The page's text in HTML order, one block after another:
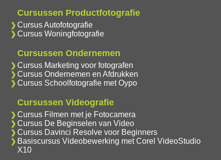
Cursussen Productfotografie
Cursus Autofotografie
Cursus Woningfotografie
Cursussen Ondernemen
Cursus Marketing voor fotografen
Cursus Ondernemen en Afdrukken
Cursus Schoolfotografie met Oypo
Cursussen Videografie
Cursus Filmen met je Fotocamera
Cursus De Beginselen van Video
Cursus Davinci Resolve voor Beginners
Basiscursus Videobewerking met Corel VideoStudio
X10